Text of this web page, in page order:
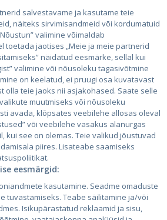
CVbankas.lt
Kainos.lt
Paslaugos.lt
auto24.ee
salvestavame ja kasutame teie
näiteks sirvimisandmeid või kordumatuid
valimine võimaldab
toetada jaotises „Meie ja meie partnerid
näidatud eesmärke, sellal kui
valimine või nõusoleku tagasivõtmine
on keelatud, ei pruugi osa kuvatavast
olla teie jaoks nii asjakohased. Saate selle
muutmiseks või nõusoleku
avada, klõpsates veebilehe allosas oleval
või veebilehe vasakus alanurgas
kui see on olemas. Teie valikud jõustuvad
piires. Lisateabe saamiseks
eesmärgid:
kasutamine. Seadme omaduste
tuvastamiseks. Teabe säilitamine ja/või
Isikupärastatud reklaamid ja sisu,